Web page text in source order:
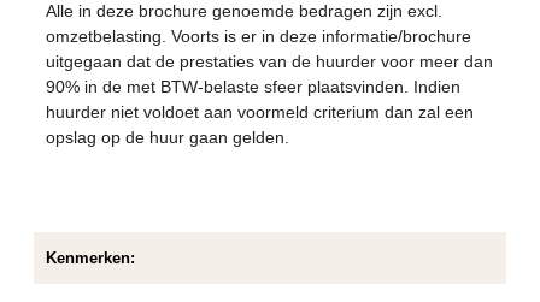
Alle in deze brochure genoemde bedragen zijn excl.
omzetbelasting. Voorts is er in deze informatie/brochure
uitgegaan dat de prestaties van de huurder voor meer dan
90% in de met BTW-belaste sfeer plaatsvinden. Indien
huurder niet voldoet aan voormeld criterium dan zal een
opslag op de huur gaan gelden.
Kenmerken: